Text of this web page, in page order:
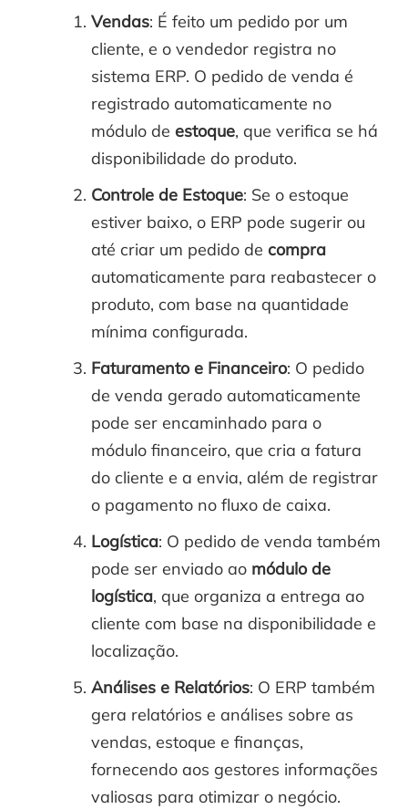
Vendas: É feito um pedido por um
cliente, e o vendedor registra no
sistema ERP. O pedido de venda é
registrado automaticamente no
módulo de estoque, que verifica se há
disponibilidade do produto.
Controle de Estoque: Se o estoque
estiver baixo, o ERP pode sugerir ou
até criar um pedido de compra
automaticamente para reabastecer o
produto, com base na quantidade
mínima configurada.
Faturamento e Financeiro: O pedido
de venda gerado automaticamente
pode ser encaminhado para o
módulo financeiro, que cria a fatura
do cliente e a envia, além de registrar
o pagamento no fluxo de caixa.
Logística: O pedido de venda também
pode ser enviado ao módulo de
logística, que organiza a entrega ao
cliente com base na disponibilidade e
localização.
Análises e Relatórios: O ERP também
gera relatórios e análises sobre as
vendas, estoque e finanças,
fornecendo aos gestores informações
valiosas para otimizar o negócio.